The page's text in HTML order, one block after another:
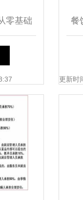
零基础
典
餐
更新时